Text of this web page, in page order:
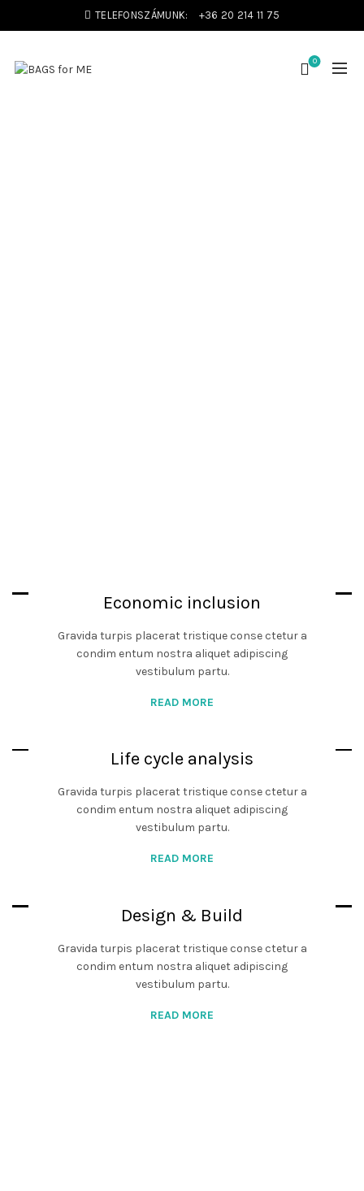
TELEFONSZÁMUNK: +36 20 214 11 75
0
Economic inclusion
Gravida turpis placerat tristique conse ctetur a
condim entum nostra aliquet adipiscing
vestibulum partu.
READ MORE
Life cycle analysis
Gravida turpis placerat tristique conse ctetur a
condim entum nostra aliquet adipiscing
vestibulum partu.
READ MORE
Design & Build
Gravida turpis placerat tristique conse ctetur a
condim entum nostra aliquet adipiscing
vestibulum partu.
READ MORE